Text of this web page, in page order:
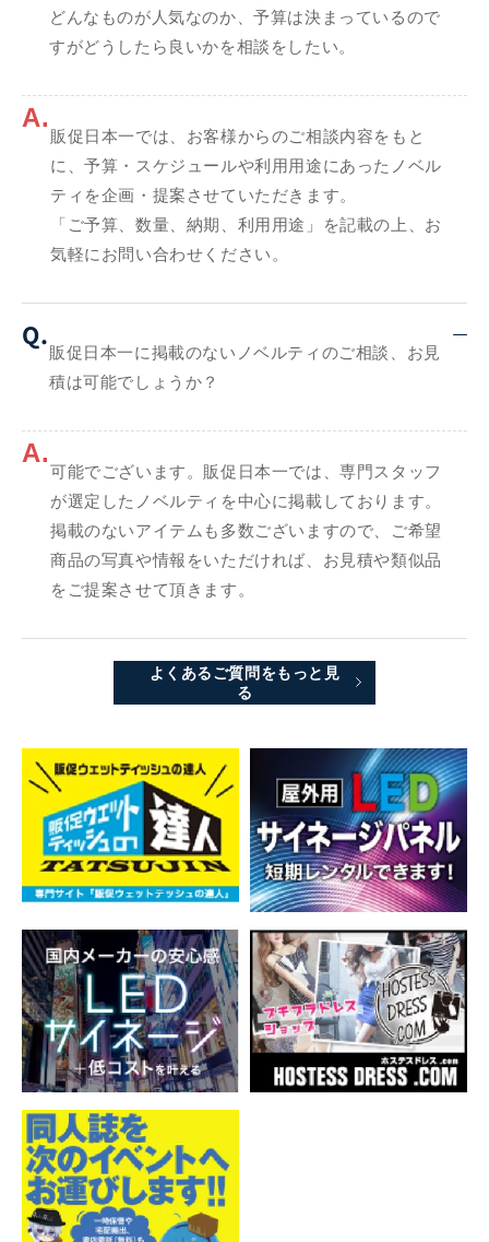
どんなものが人気なのか、予算は決まっているので
すがどうしたら良いかを相談をしたい。
A.
販促日本一では、お客様からのご相談内容をもと
に、予算・スケジュールや利用用途にあったノベル
ティを企画・提案させていただきます。
「ご予算、数量、納期、利用用途」を記載の上、お
気軽にお問い合わせください。
Q.
販促日本一に掲載のないノベルティのご相談、お見
積は可能でしょうか？
A.
可能でございます。販促日本一では、専門スタッフ
が選定したノベルティを中心に掲載しております。
掲載のないアイテムも多数ございますので、ご希望
商品の写真や情報をいただければ、お見積や類似品
をご提案させて頂きます。
よくあるご質問をもっと見
る